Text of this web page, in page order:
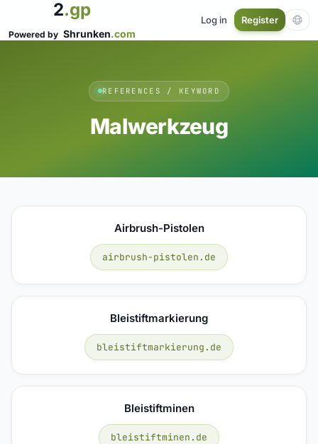
2.gp
Powered by Shrunken.com
Log in Register
REFERENCES / KEYWORD
Malwerkzeug
Airbrush-Pistolen
airbrush-pistolen.de
Bleistiftmarkierung
bleistiftmarkierung.de
Bleistiftminen
bleistiftminen.de